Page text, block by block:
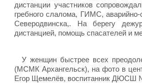
дистанции участников
гребного слалома, ГИМС,
Северодвинска,. На берегу
дистанцией, помощь спасателей и
У женщин быстрее всех
(МСМК Архангельск), на фото в
Егор Щемелёв, воспитанник ДЮСШ